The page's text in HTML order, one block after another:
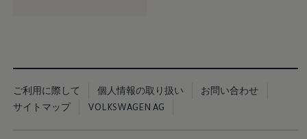
リサイクルへの取組み
警告灯とインジケーターランプ
特定整備情報
ユーザーガイド
ご利用に際して 個人情報の取り扱い
お問い合わせ
サイトマップ
VOLKSWAGEN AG